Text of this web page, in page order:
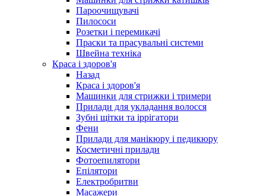
Пароочищувачі
Пилососи
Розетки і перемикачі
Праски та прасувальні системи
Швейна техніка
Краса і здоров'я
Назад
Краса і здоров'я
Машинки для стрижки і тримери
Прилади для укладання волосся
Зубні щітки та іррігатори
Фени
Прилади для манікюру і педикюру
Косметичні прилади
Фотоепилятори
Епілятори
Електробритви
Масажери